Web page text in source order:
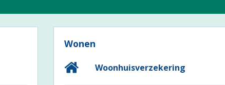
Wonen
Woonhuisverzekering